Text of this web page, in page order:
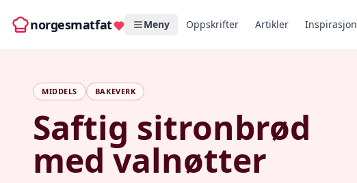
norgesmatfat Meny Oppskrifter Artikler Inspirasjon
MIDDELS BAKEVERK
Saftig sitronbrød
med valnøtter